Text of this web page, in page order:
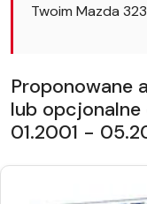
Twoim Mazda
Proponowane
lub
01.2001 -